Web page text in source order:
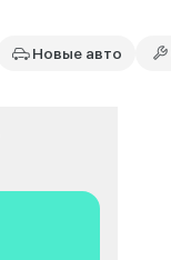
Новые авто